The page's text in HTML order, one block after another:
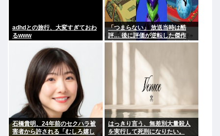
adhdとの旅行、大変すぎておわ
るwww
「つまらない」 放送当時は酷
評… 後に評価が逆転した傑作
『ルパン三世』 再放送で視聴率
30%超え 誰もが知る名作に
石橋貴明、24年前のセクハラ被
害者から許される「むしろ嬉し
はっきり言う、無差別大量殺人
を実行して死刑になりたい。